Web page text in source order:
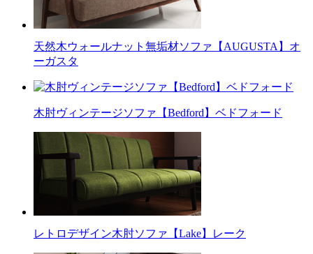
天然木ウォールナット無垢材ソファ【AUGUSTA】オ
ーガスタ
木肘ヴィンテージソファ【Bedford】ベドフォード
レトロデザイン木肘ソファ【Lake】レーク